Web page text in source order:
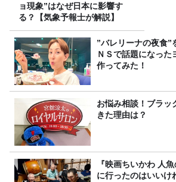
ョ現象”はなぜ日本に影響す
る？【気象予報士が解説】
”バレリーナの夜食”
ＮＳで話題になった
作ってみた！
お悩み相談！ブラッ
きた理由は？
『映画ちいかわ 人
に行ったのはいい